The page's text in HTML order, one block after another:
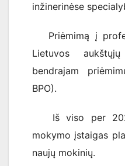
inžinerinėse
Priėmimą į
Lietuvos
bendrajam
BPO).
Iš viso per
mokymo įstaigas
naujų mokinių.